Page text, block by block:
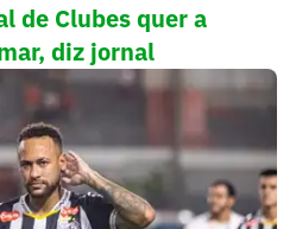
de Clubes quer a
diz jornal